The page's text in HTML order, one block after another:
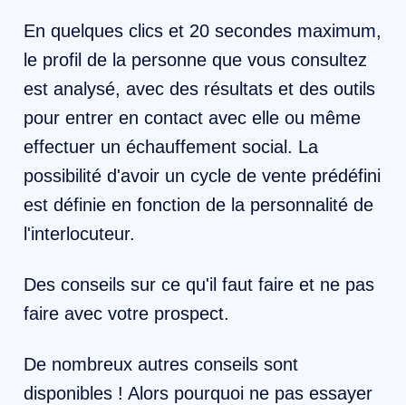
En quelques clics et 20 secondes maximum,
le profil de la personne que vous consultez
est analysé, avec des résultats et des outils
pour entrer en contact avec elle ou même
effectuer un échauffement social. La
possibilité d'avoir un cycle de vente prédéfini
est définie en fonction de la personnalité de
l'interlocuteur.
Des conseils sur ce qu'il faut faire et ne pas
faire avec votre prospect.
De nombreux autres conseils sont
disponibles ! Alors pourquoi ne pas essayer